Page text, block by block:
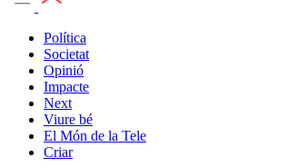
Política
Societat
Opinió
Impacte
Next
Viure bé
El Món de la Tele
Criar